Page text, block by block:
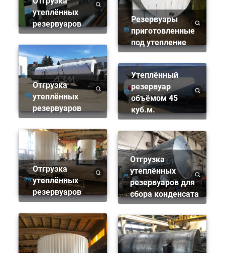
утеплённых
резервуаров
Отгрузка
утеплённых
резервуаров
Отгрузка
утеплённых
резервуаров
Резервуары
приготовленные
под утепление
Утеплённый
резервуар
объёмом 45
куб.м.
Отгрузка
утеплённых
резервуаров для
сбора конденсата